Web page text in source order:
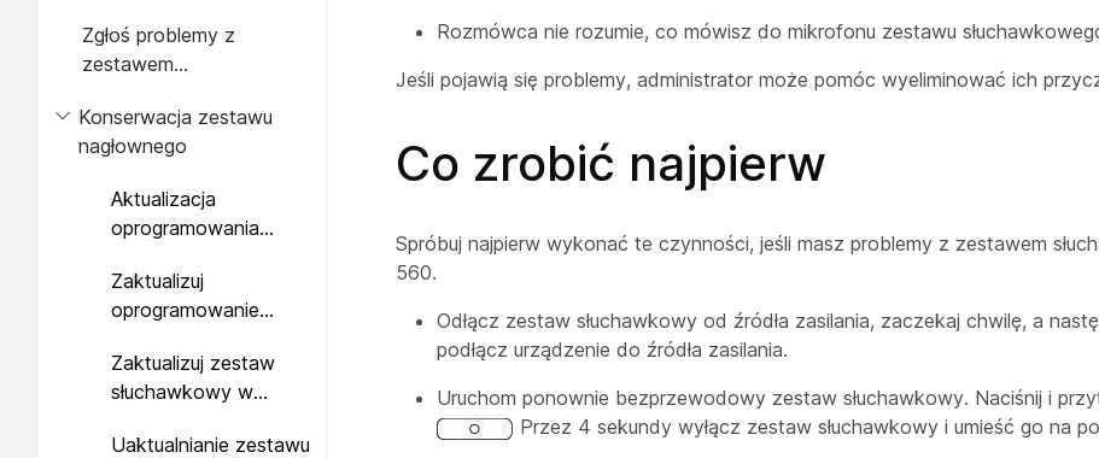
Zgłoś problemy z
zestawem
Webex Desk
Konserwacja zestawu
nagłownego
Aktualizacja
oprogramowania
słuchawkowego Cisco
za pomocą telefonu
Zaktualizuj
oprogramowanie
słuchawkowego na
Cisco Jabber
Zaktualizuj zestaw
słuchawkowy w
Uaktualnianie zestawu
Rozmówca nie rozumie, co mówisz do mikrofonu zestawu
Jeśli pojawią się problemy, administrator może pomóc wyeliminować ich
Co zrobić najpierw
Spróbuj najpierw wykonać te czynności, jeśli masz problemy z zestawem
560.
Odłącz zestaw słuchawkowy od źródła zasilania, zaczekaj chwilę, a
podłącz urządzenie do źródła zasilania.
Uruchom ponownie bezprzewodowy zestaw słuchawkowy. Naciśnij i
Przez 4 sekundy wyłącz zestaw słuchawkowy i umieść go na